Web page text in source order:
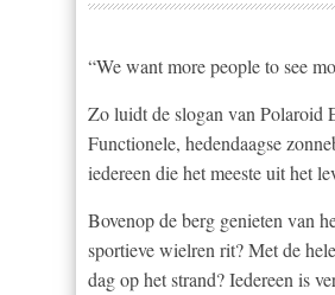
“We want more people to see
Zo luidt de slogan van Polaroid
Functionele, hedendaagse
iedereen die het meeste uit het
Bovenop de berg genieten van
sportieve wielren rit? Met de
dag op het strand? Iedereen is